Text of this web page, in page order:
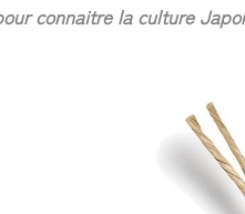
connaitre la culture